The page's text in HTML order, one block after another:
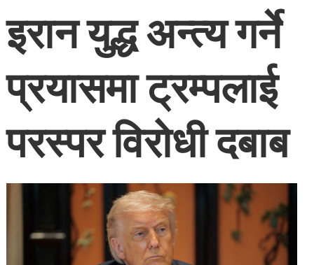
इरान युद्ध अन्त्य गर्ने
प्रयासमा ट्रम्पलाई
परस्पर विरोधी दबाब